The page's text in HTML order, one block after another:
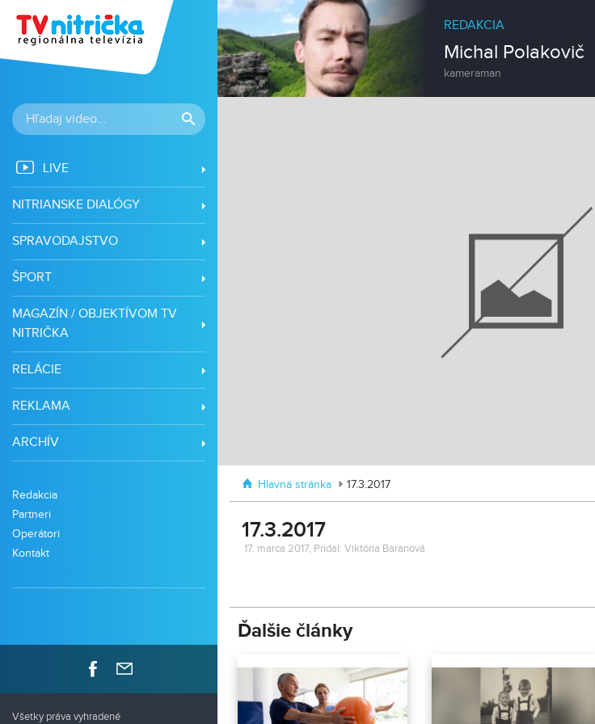
LIVE
NITRIANSKE DIALÓGY
SPRAVODAJSTVO
ŠPORT
MAGAZÍN / OBJEKTÍVOM TV
NITRIČKA
RELÁCIE
REKLAMA
ARCHÍV
Redakcia
Partneri
Operátori
Kontakt
Všetky práva vyhradené
REDAKCIA
Ladislav Tóth
kameraman
Hlavná stránka 17.3.2017
17.3.2017
17. marca 2017, Pridal: Viktória Baranová
Ďalšie články